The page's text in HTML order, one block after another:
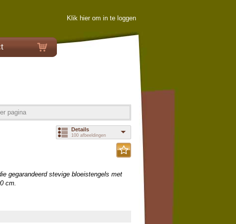
Klik hier om in te loggen
pagina
Details
100 afbeeldingen
gegarandeerd stevige bloeistengels met
cm.